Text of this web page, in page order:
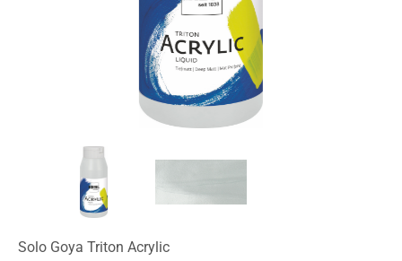
Solo Goya Triton Acrylic